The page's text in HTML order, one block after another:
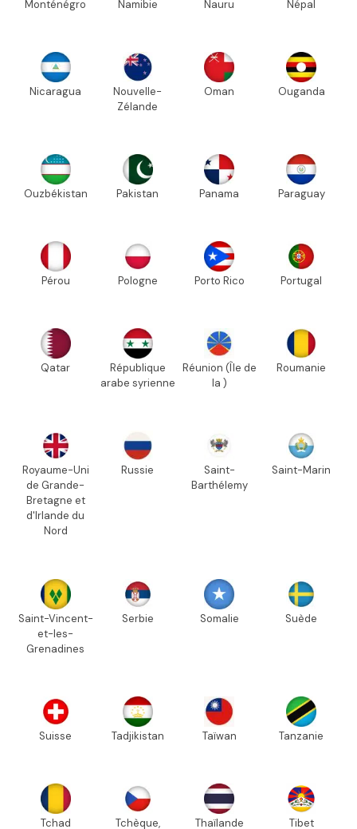
Monténégro Namibie Nauru Népal
Nicaragua
Nouvelle-
Zélande
Oman Ouganda
Ouzbékistan Pakistan Panama Paraguay
Pérou Pologne Porto Rico Portugal
Qatar
République
arabe syrienne
Réunion (Île de
la )
Roumanie
Royaume-Uni
de Grande-
Bretagne et
d'Irlande du
Nord
Russie
Saint-
Barthélemy
Saint-Marin
Saint-Vincent-
et-les-
Grenadines
Serbie Somalie Suède
Suisse Tadjikistan Taïwan Tanzanie
Tchad
Tchèque,
Thaïlande Tibet